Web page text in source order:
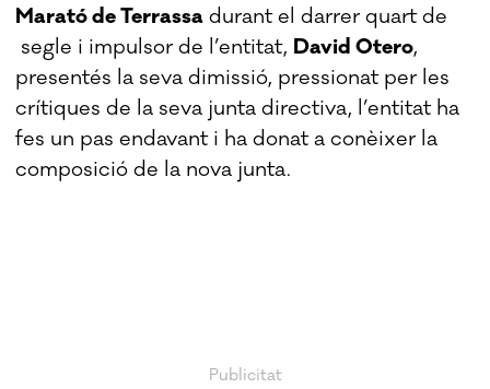
Marató de Terrassa durant el darrer quart de
segle i impulsor de l’entitat, David Otero,
presentés la seva dimissió, pressionat per les
crítiques de la seva junta directiva, l’entitat ha
fes un pas endavant i ha donat a conèixer la
composició de la nova junta.